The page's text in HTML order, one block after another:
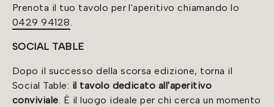
Prenota il tuo tavolo per l'aperitivo chiamando lo
0429 94128.
SOCIAL TABLE
Dopo il successo della scorsa edizione, torna il
Social Table: il tavolo dedicato all'aperitivo
conviviale. È il luogo ideale per chi cerca un momento